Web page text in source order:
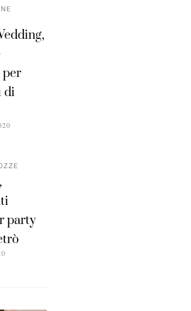
di
party